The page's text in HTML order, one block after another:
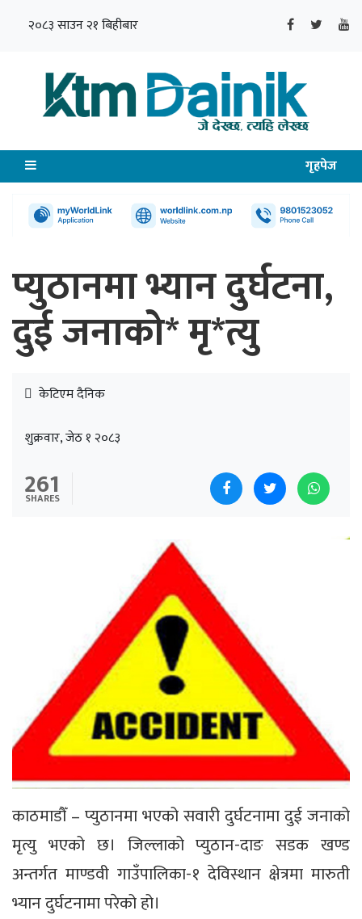
२०८३ साउन २१ बिहीबार
गृहपेज
प्युठानमा भ्यान दुर्घटना,
दुई जनाको* मृ*त्यु
केटिएम दैनिक
शुक्रवार, जेठ १ २०८३
261
SHARES
काठमाडौँ – प्युठानमा भएको सवारी दुर्घटनामा दुई जनाको
मृत्यु भएको छ। जिल्लाको प्युठान-दाङ सडक खण्ड
अन्तर्गत माण्डवी गाउँपालिका-१ देविस्थान क्षेत्रमा मारुती
भ्यान दुर्घटनामा परेको हो।